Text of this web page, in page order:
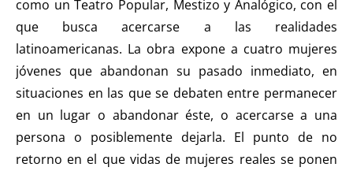
como un Teatro Popular, Mestizo y Analógico, con el
que busca acercarse a las realidades
latinoamericanas. La obra expone a cuatro mujeres
jóvenes que abandonan su pasado inmediato, en
situaciones en las que se debaten entre permanecer
en un lugar o abandonar éste, o acercarse a una
persona o posiblemente dejarla. El punto de no
retorno en el que vidas de mujeres reales se ponen